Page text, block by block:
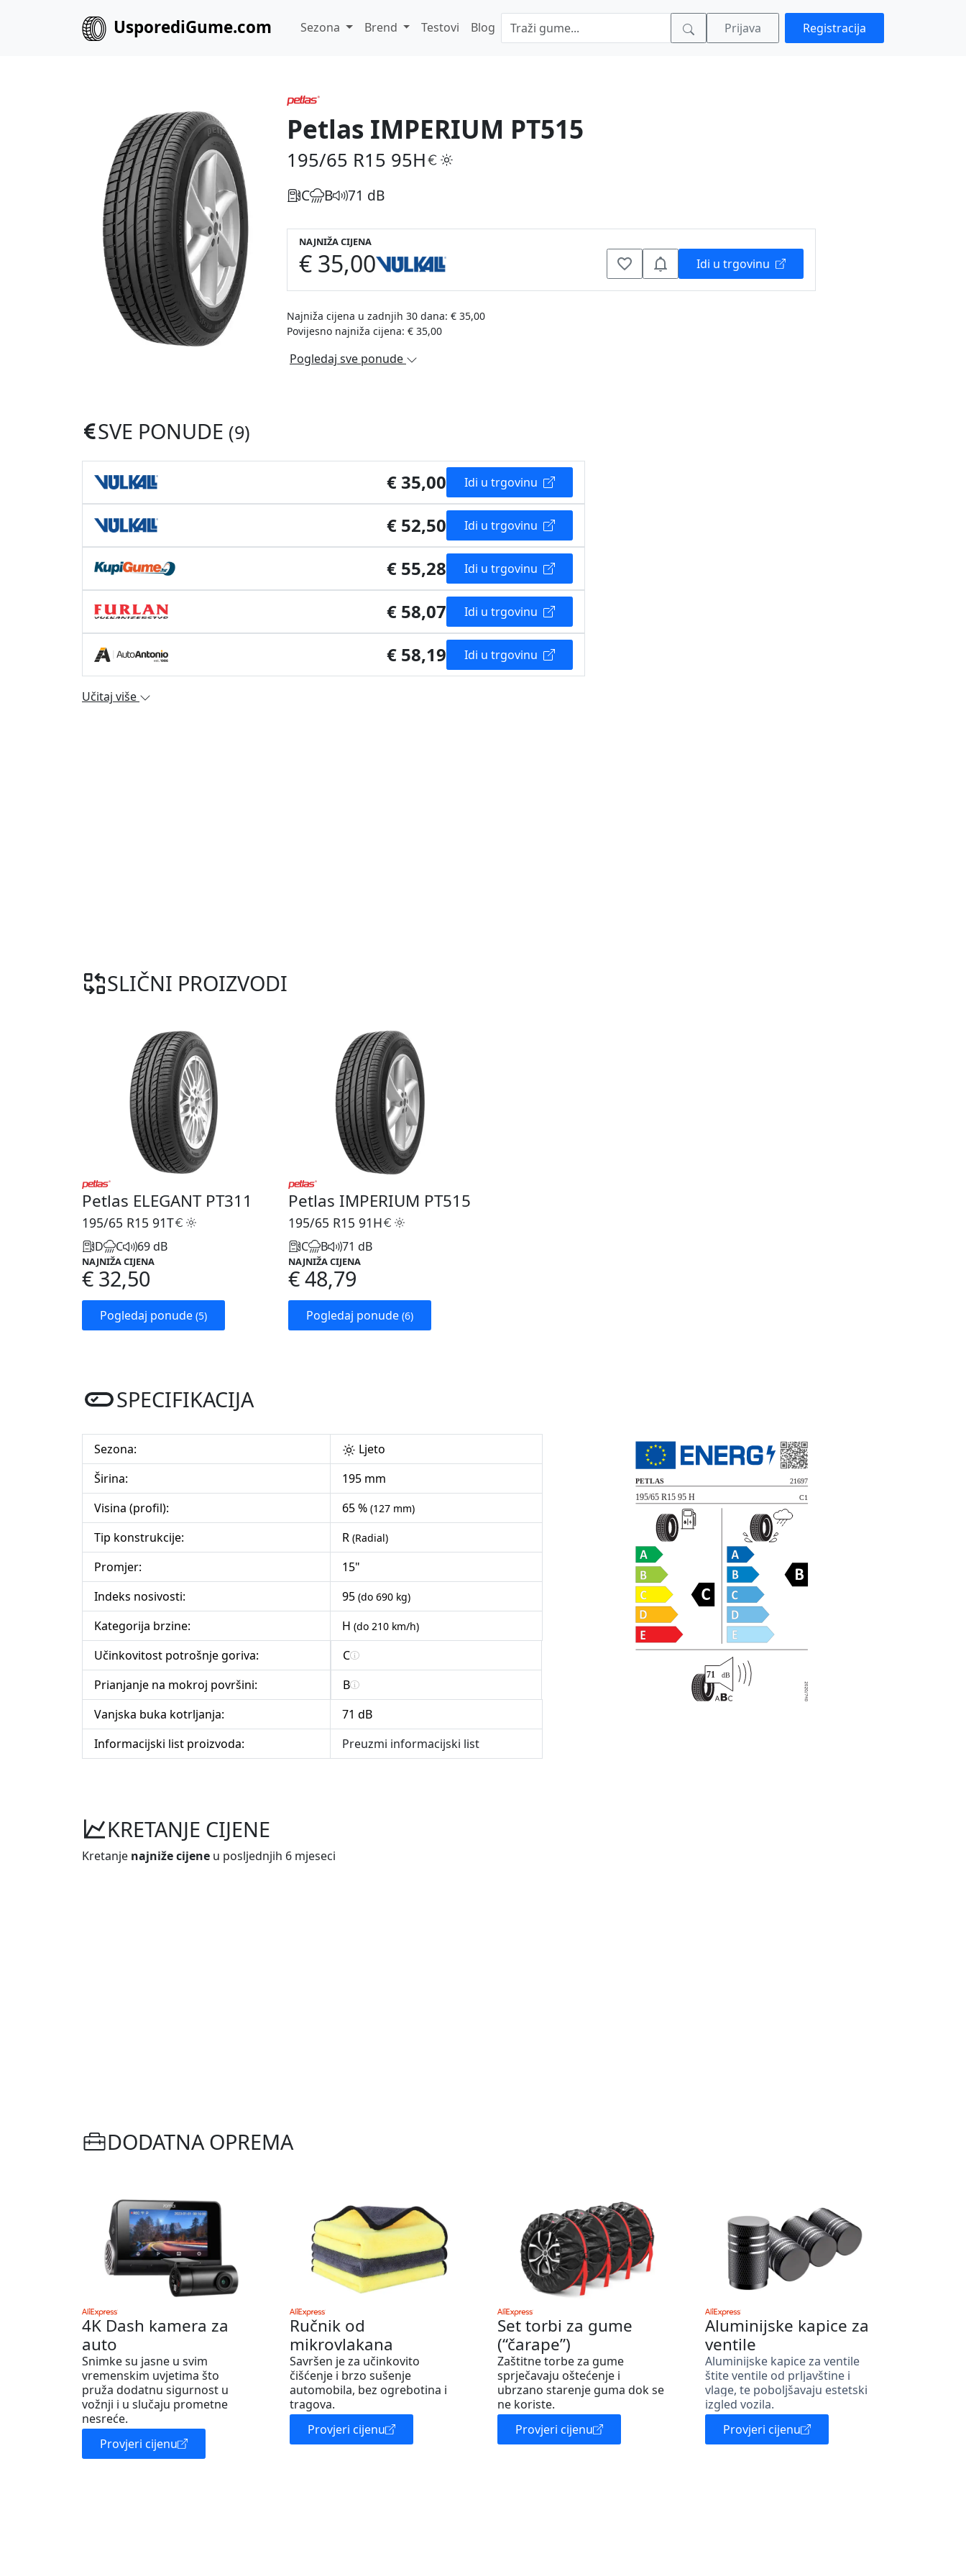
UsporediGume.com Sezona Brend Testovi Blog Prijava Registracija
Petlas IMPERIUM PT515
195/65 R15 95H
C B 71 dB
NAJNIŽA CIJENA
€ 35,00 Idi u trgovinu
Najniža cijena u zadnjih 30 dana: € 35,00
Povijesno najniža cijena: € 35,00
Pogledaj sve ponude
SVE PONUDE (9)
€ 35,00 Idi u trgovinu
€ 52,50 Idi u trgovinu
€ 55,28 Idi u trgovinu
€ 58,07 Idi u trgovinu
€ 58,19 Idi u trgovinu
Učitaj više
SLIČNI PROIZVODI
Petlas ELEGANT PT311
195/65 R15 91T
D C 69 dB
NAJNIŽA CIJENA
€ 32,50
Pogledaj ponude (5)
Petlas IMPERIUM PT515
195/65 R15 91H
C B 71 dB
NAJNIŽA CIJENA
€ 48,79
Pogledaj ponude (6)
SPECIFIKACIJA
Sezona:
Ljeto
Širina:
195 mm
Visina (profil):
65 % (127 mm)
Tip konstrukcije: R (Radial)
Promjer:
15"
Indeks nosivosti:
95 (do 690 kg)
Kategorija brzine: H (do 210 km/h)
Učinkovitost potrošnje goriva:
C
Prianjanje na mokroj površini:
B
Vanjska buka kotrljanja:
71 dB
Informacijski list proizvoda:
Preuzmi informacijski list
KRETANJE CIJENE
Kretanje najniže cijene u posljednjih 6 mjeseci
DODATNA OPREMA
4K Dash kamera za
auto
Snimke su jasne u svim
vremenskim uvjetima što
pruža dodatnu sigurnost u
vožnji i u slučaju prometne
nesreće.
Provjeri cijenu
Ručnik od
mikrovlakana
Savršen je za učinkovito
čišćenje i brzo sušenje
automobila, bez ogrebotina i
tragova.
Provjeri cijenu
Set torbi za gume
(“čarape”)
Zaštitne torbe za gume
sprječavaju oštećenje i
ubrzano starenje guma dok se
ne koriste.
Provjeri cijenu
Aluminijske kapice za
ventile
Aluminijske kapice za ventile
štite ventile od prljavštine i
vlage, te poboljšavaju estetski
izgled vozila.
Provjeri cijenu